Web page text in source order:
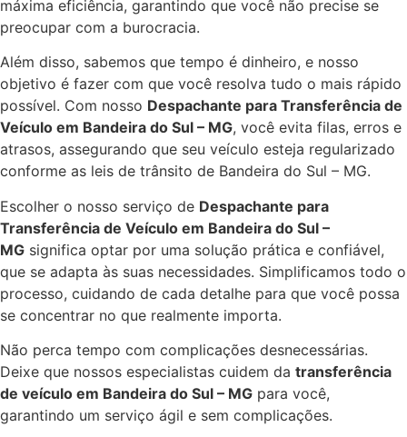
máxima eficiência, garantindo que você não precise se
preocupar com a burocracia.
Além disso, sabemos que tempo é dinheiro, e nosso
objetivo é fazer com que você resolva tudo o mais rápido
possível. Com nosso Despachante para Transferência de
Veículo em Bandeira do Sul – MG, você evita filas, erros e
atrasos, assegurando que seu veículo esteja regularizado
conforme as leis de trânsito de Bandeira do Sul – MG.
Escolher o nosso serviço de Despachante para
Transferência de Veículo em Bandeira do Sul –
MG significa optar por uma solução prática e confiável,
que se adapta às suas necessidades. Simplificamos todo o
processo, cuidando de cada detalhe para que você possa
se concentrar no que realmente importa.
Não perca tempo com complicações desnecessárias.
Deixe que nossos especialistas cuidem da transferência
de veículo em Bandeira do Sul – MG para você,
garantindo um serviço ágil e sem complicações.